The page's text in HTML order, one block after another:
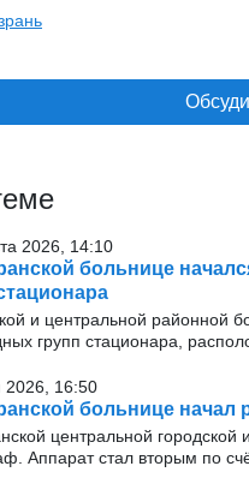
2026, 14:10
больнице
и центральной районной
групп стационара,
2026, 16:50
больнице начал
центральной
Аппарат стал вторым по